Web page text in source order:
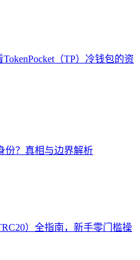
（TP）冷钱包的资
份？真相与边界解析
）全指南，新手零门槛操